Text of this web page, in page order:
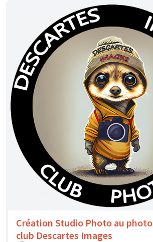
Création Studio Photo au photo
club Descartes Images